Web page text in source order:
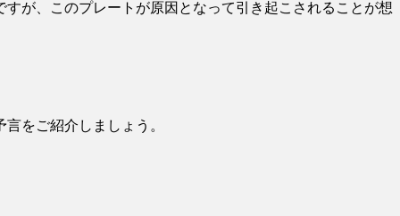
が、このプレートが原因となって引き起こされることが想
をご紹介しましょう。